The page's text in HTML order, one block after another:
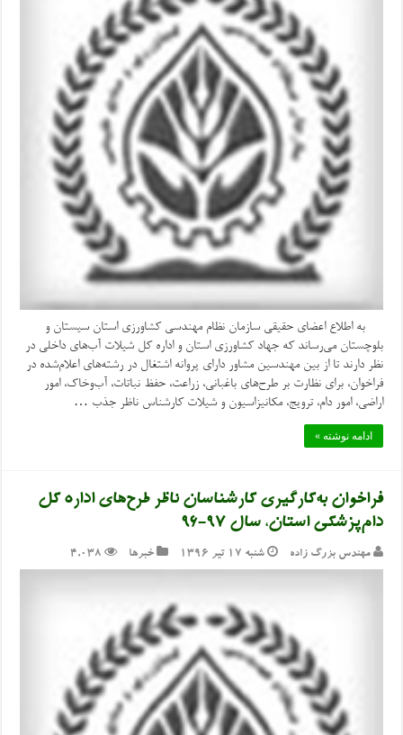
به اطلاع اعضای حقیقی سازمان نظام مهندسی کشاورزی استان سیستان و
بلوچستان می‌رساند که جهاد کشاورزی استان و اداره کل شیلات آب‌های داخلی در
نظر دارند تا از بین مهندسین مشاور دارای پروانه اشتغال در رشته‌های اعلام‌شده در
فراخوان، برای نظارت بر طرح‌های باغبانی، زراعت، حفظ نباتات، آب‌وخاک، امور
اراضی، امور دام، ترویج، مکانیزاسیون و شیلات کارشناس ناظر جذب …
ادامه نوشته »
فراخوان به‌کارگیری کارشناسان ناظر طرح‌های اداره کل
دام‌پزشکی استان، سال ۹۷-۹۶
مهندس بزرگ زاده شنبه ۱۷ تیر ۱۳۹۶ خبرها 4,038